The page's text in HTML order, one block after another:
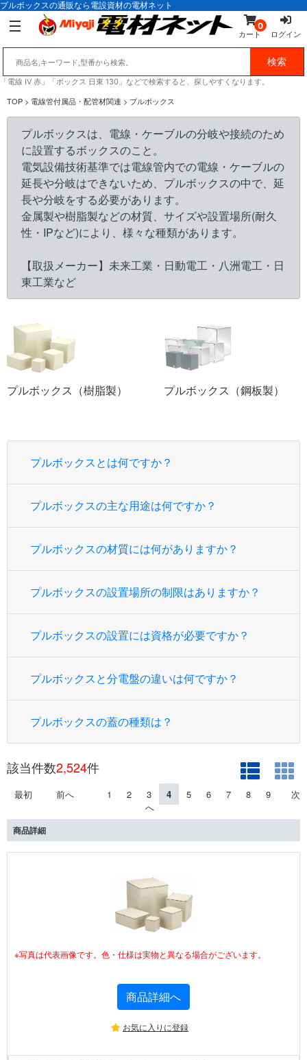
プルボックスの通販なら電設資材の電材ネット
0
カート ログイン
「電線 IV 赤」「ボックス 日東 130」などで検索すると、探しやすくなります。
TOP > 電線管付属品・配管材関連 > プルボックス
プルボックスは、電線・ケーブルの分岐や接続のため
に設置するボックスのこと。
電気設備技術基準では電線管内での電線・ケーブルの
延長や分岐はできないため、プルボックスの中で、延
長や分岐をする必要があります。
金属製や樹脂製などの材質、サイズや設置場所(耐久
性・IPなど)により、様々な種類があります。
【取扱メーカー】未来工業・日動電工・八洲電工・日
東工業など
プルボックス（樹脂製） プルボックス（鋼板製）
プルボックスとは何ですか？
プルボックスの主な用途は何ですか？
プルボックスの材質には何がありますか？
プルボックスの設置場所の制限はありますか？
プルボックスの設置には資格が必要ですか？
プルボックスと分電盤の違いは何ですか？
プルボックスの蓋の種類は？
該当件数2,524件
最初 前へ 1 2 3 4 5 6 7 8 9
次
へ
商品詳細
※写真は代表画像です。色・仕様は実物と異なる場合がございます。
商品詳細へ
お気に入りに登録